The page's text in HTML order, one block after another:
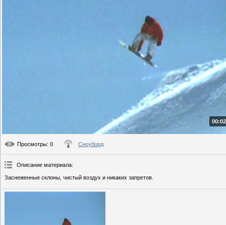
Просмотры: 0 Сноуборд
Описание материала:
Заснеженные склоны, чистый воздух и никаких запретов.